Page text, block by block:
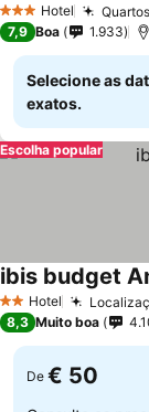
3 EstrelasHotel
7,9 Boa 1.933
Selecione as
exatos.
Escolha popular
2 Estrelas
Hotel
ibis budget
8,3 Muito boa
De € 50